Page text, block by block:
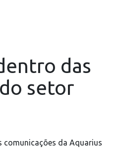
das
setor
comunicações da Aquarius